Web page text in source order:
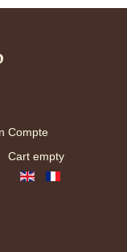
Compte
Cart empty